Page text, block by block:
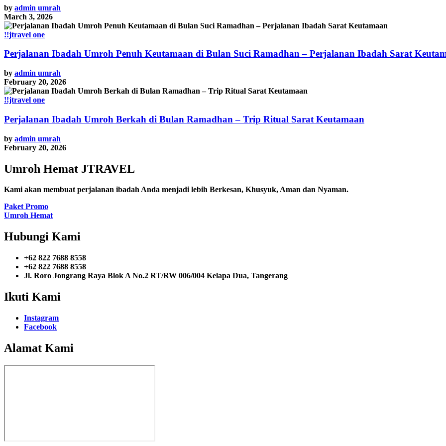
by admin umrah
March 3, 2026
!!jtravel one
Perjalanan Ibadah Umroh Penuh Keutamaan di Bulan Suci Ramadhan – Perjalanan Ibadah Sarat
by admin umrah
February 20, 2026
!!jtravel one
Perjalanan Ibadah Umroh Berkah di Bulan Ramadhan – Trip Ritual Sarat Keutamaan
by admin umrah
February 20, 2026
Umroh Hemat JTRAVEL
Kami akan membuat perjalanan ibadah Anda menjadi lebih Berkesan, Khusyuk, Aman dan Nyaman.
Paket Promo
Umroh Hemat
Hubungi Kami
+62 822 7688 8558
+62 822 7688 8558
Jl. Roro Jongrang Raya Blok A No.2 RT/RW 006/004 Kelapa Dua, Tangerang
Ikuti Kami
Instagram
Facebook
Alamat Kami